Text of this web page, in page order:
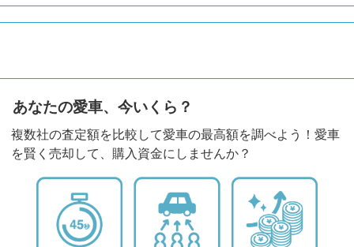
あなたの愛車、今いくら？
複数社の査定額を比較して愛車の最高額を調べよう！愛車
を賢く売却して、購入資金にしませんか？